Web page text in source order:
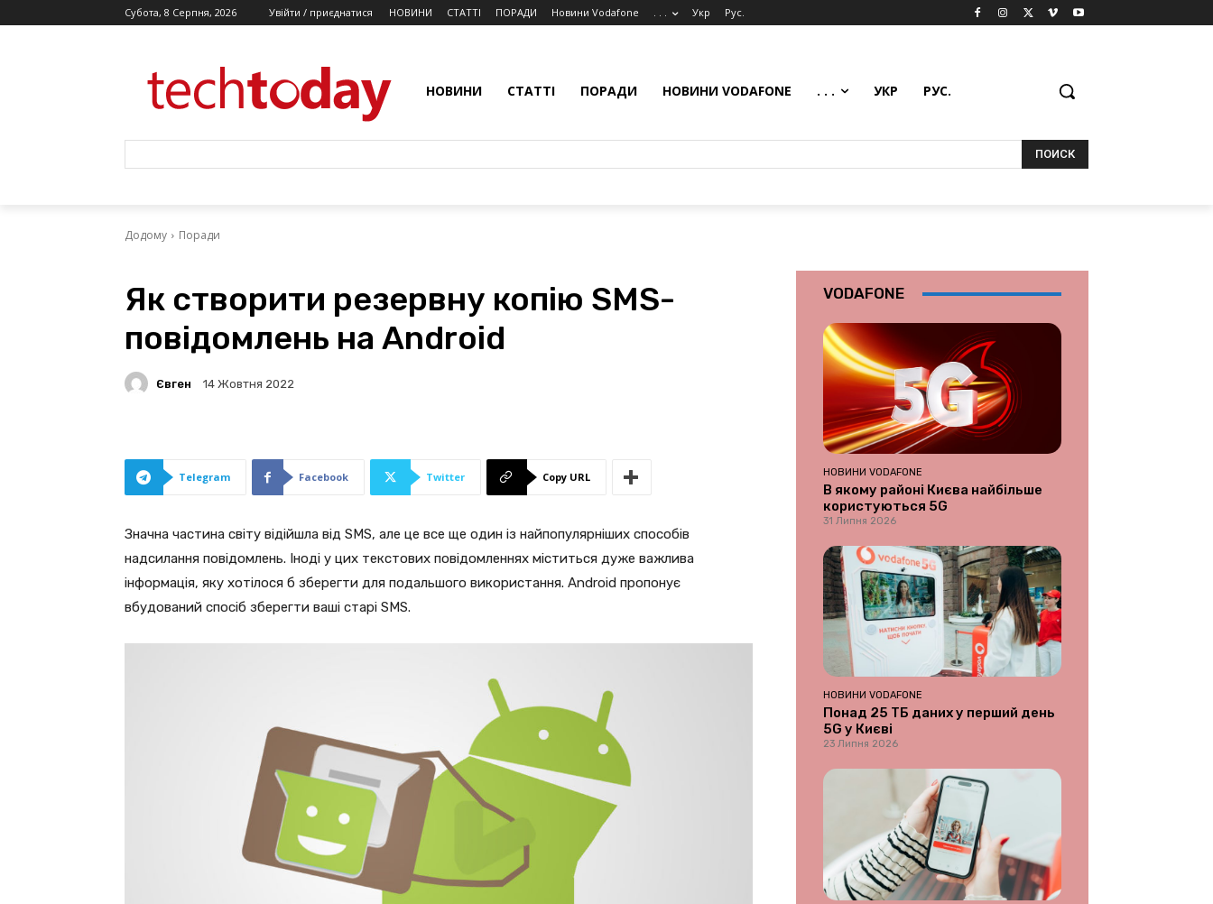
Субота, 8 Серпня, 2026 Увійти / приєднатися НОВИНИ СТАТТІ ПОРАДИ Новини Vodafone . . . Укр Рус.
НОВИНИ СТАТТІ ПОРАДИ НОВИНИ VODAFONE . . . УКР РУС.
ПОИСК
Додому Поради
Як створити резервну копію SMS-
повідомлень на Android
Євген 14 Жовтня 2022
Telegram Facebook Twitter Copy URL
Значна частина світу відійшла від SMS, але це все ще один із найпопулярніших способів
надсилання повідомлень. Іноді у цих текстових повідомленнях міститься дуже важлива
інформація, яку хотілося б зберегти для подальшого використання. Android пропонує
вбудований спосіб зберегти ваші старі SMS.
VODAFONE
НОВИНИ VODAFONE
В якому районі Києва найбільше
користуються 5G
31 Липня 2026
НОВИНИ VODAFONE
Понад 25 ТБ даних у перший день
5G у Києві
23 Липня 2026